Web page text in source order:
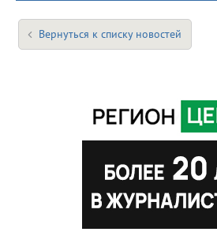
Вернуться к списку новостей